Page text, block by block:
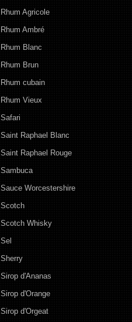
Rhum Agricole
Rhum Ambré
Rhum Blanc
Rhum Brun
Rhum cubain
Rhum Vieux
Safari
Saint Raphael Blanc
Saint Raphael Rouge
Sambuca
Sauce Worcestershire
Scotch
Scotch Whisky
Sel
Sherry
Sirop d'Ananas
Sirop d'Orange
Sirop d'Orgeat